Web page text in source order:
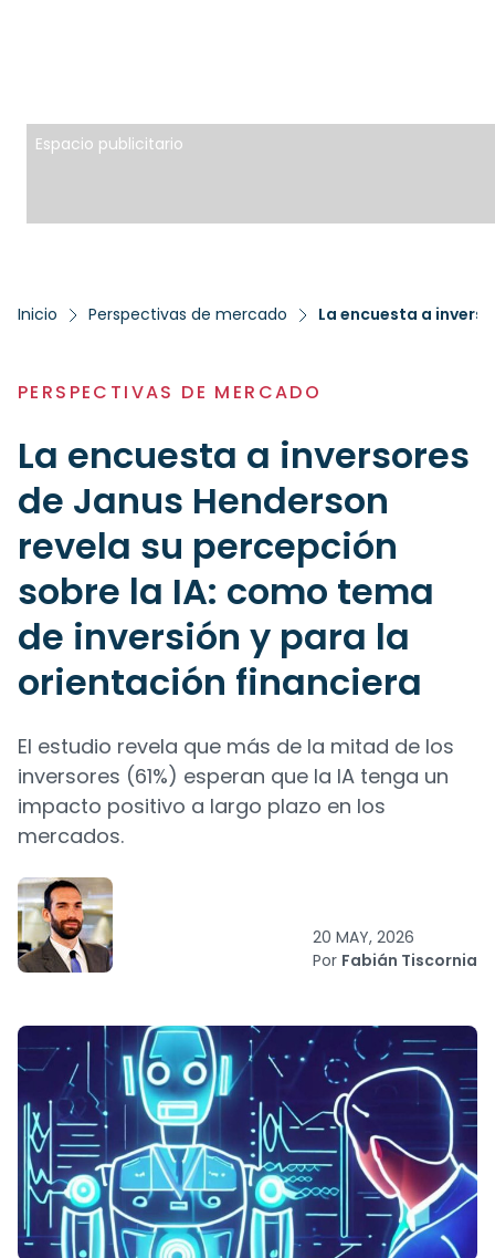
Espacio publicitario
Inicio Perspectivas de mercado
PERSPECTIVAS DE MERCADO
La encuesta a inversores
de Janus Henderson
revela su percepción
sobre la IA: como tema
de inversión y para la
orientación financiera
El estudio revela que más de la mitad de los
inversores (61%) esperan que la IA tenga un
impacto positivo a largo plazo en los
mercados.
20 MAY, 2026
Por Fabián Tiscornia